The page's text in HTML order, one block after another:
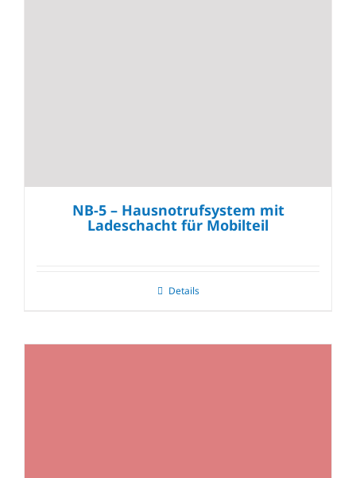
NB-5 – Hausnotrufsystem mit
Ladeschacht für Mobilteil
Details